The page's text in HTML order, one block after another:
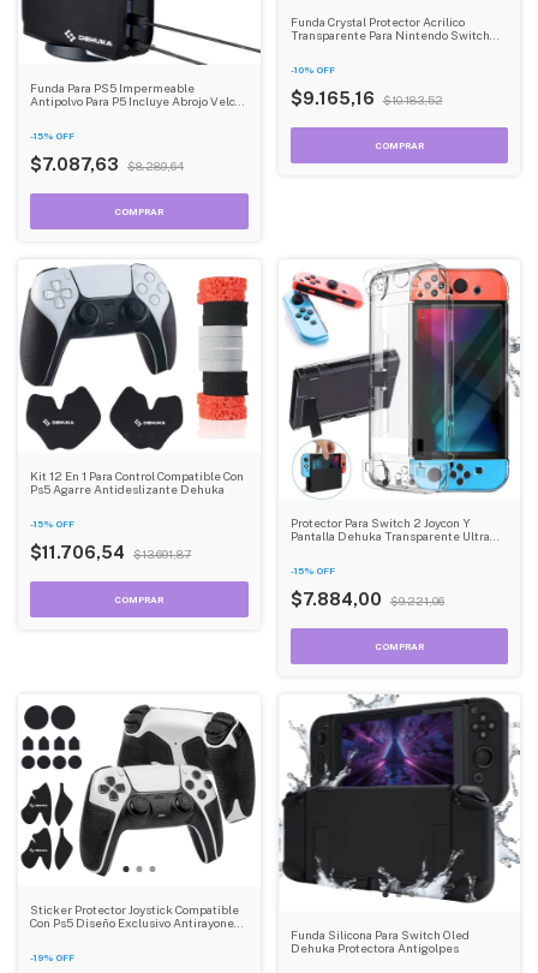
Funda Para PS5 Impermeable
Antipolvo Para P5 Incluye Abrojo Velcro
-15% OFF
$7.087,63 $8.289,64
Funda Crystal Protector Acrilico
Transparente Para Nintendo Switch
-10% OFF
$9.165,16 $10.183,52
Kit 12 En 1 Para Control Compatible Con
Ps5 Agarre Antideslizante Dehuka
-15% OFF
$11.706,54 $13.691,87
Protector Para Switch 2 Joycon Y
Pantalla Dehuka Transparente Ultra
-15% OFF
$7.884,00 $9.221,06
Sticker Protector Joystick Compatible
Con Ps5 Diseño Exclusivo Antirayones
-19% OFF
Funda Silicona Para Switch Oled
Dehuka Protectora Antigolpes